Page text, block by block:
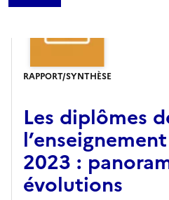
RAPPORT/SYNTHÈSE
Les diplômes
2023 :
évolutions